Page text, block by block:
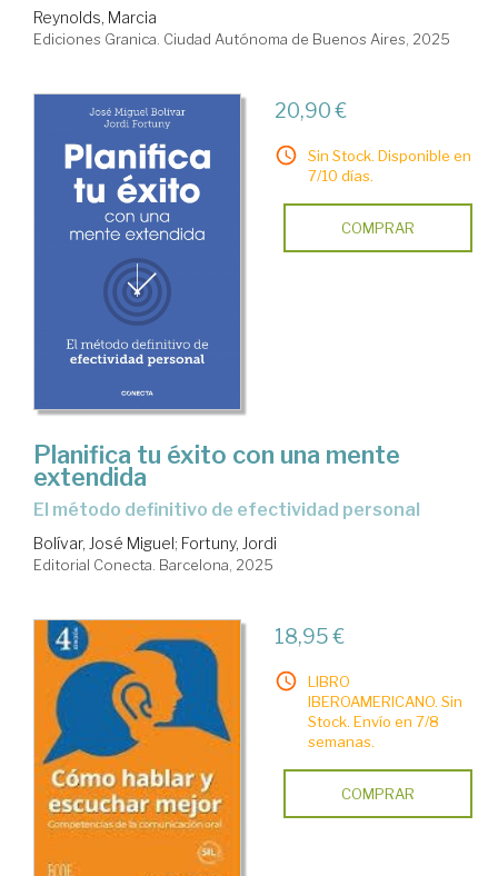
Reynolds, Marcia
Ediciones Granica. Ciudad Autónoma de Buenos Aires, 2025
20,90 €
Sin Stock. Disponible en
7/10 días.
COMPRAR
Planifica tu éxito con una mente
extendida
El método definitivo de efectividad personal
Bolívar, José Miguel; Fortuny, Jordi
Editorial Conecta. Barcelona, 2025
18,95 €
LIBRO
IBEROAMERICANO. Sin
Stock. Envío en 7/8
semanas.
COMPRAR